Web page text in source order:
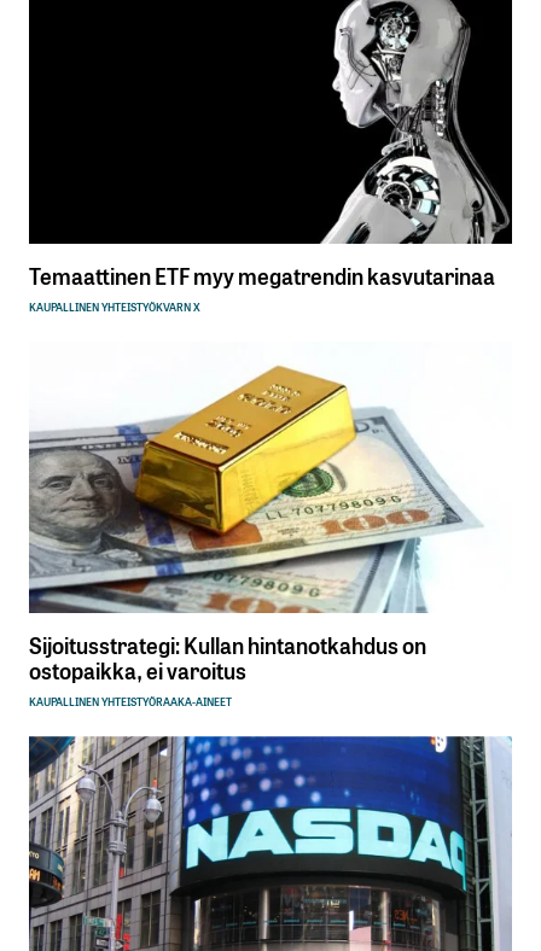
Temaattinen ETF myy megatrendin kasvutarinaa
KAUPALLINEN YHTEISTYÖKVARN X
Sijoitusstrategi: Kullan hintanotkahdus on
ostopaikka, ei varoitus
KAUPALLINEN YHTEISTYÖRAAKA-AINEET